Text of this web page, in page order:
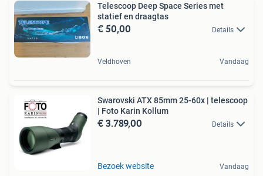
Telescoop Deep Space Series met
statief en draagtas
€ 50,00 Details
Veldhoven Vandaag
Swarovski ATX 85mm 25-60x | telescoop
| Foto Karin Kollum
€ 3.789,00 Details
Bezoek website Vandaag